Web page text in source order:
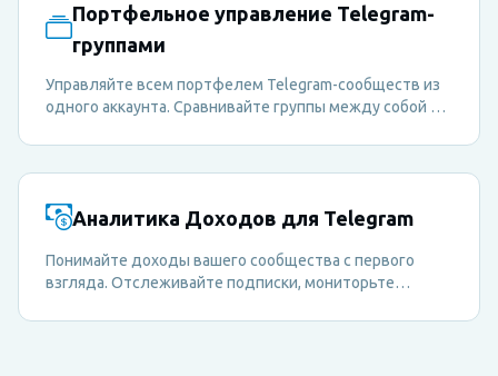
Портфельное управление Telegram-
группами
Управляйте всем портфелем Telegram-сообществ из
одного аккаунта. Сравнивайте группы между собой и
Аналитика Доходов для Telegram
Понимайте доходы вашего сообщества с первого
взгляда. Отслеживайте подписки, мониторьте
монетизации на основе данных — всё из панели